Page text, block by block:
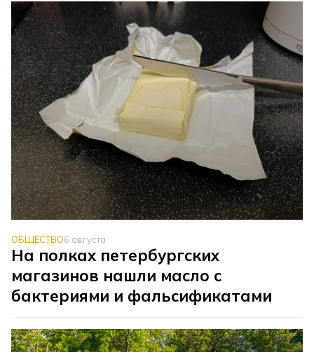
ОБЩЕСТВО6 августа
На полках петербургских
магазинов нашли масло с
бактериями и фальсификатами